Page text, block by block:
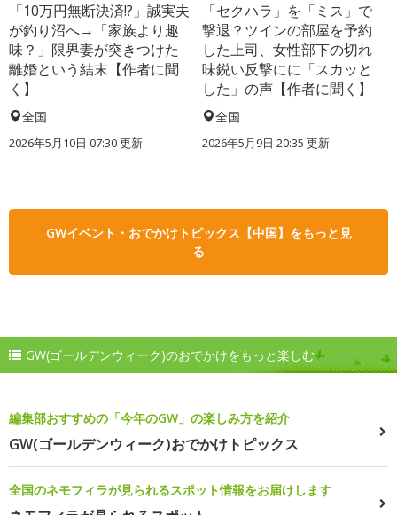
「10万円無断決済!?」誠実夫
が釣り沼へ→「家族より趣
味？」限界妻が突きつけた
離婚という結末【作者に聞
く】
全国
2026年5月10日 07:30 更新
「セクハラ」を「ミス」で
撃退？ツインの部屋を予約
した上司、女性部下の切れ
味鋭い反撃にに「スカッと
した」の声【作者に聞く】
全国
2026年5月9日 20:35 更新
GWイベント・おでかけトピックス【中国】をもっと見
る
GW(ゴールデンウィーク)のおでかけをもっと楽しむ
編集部おすすめの「今年のGW」の楽しみ方を紹介
GW(ゴールデンウィーク)おでかけトピックス
全国のネモフィラが見られるスポット情報をお届けします